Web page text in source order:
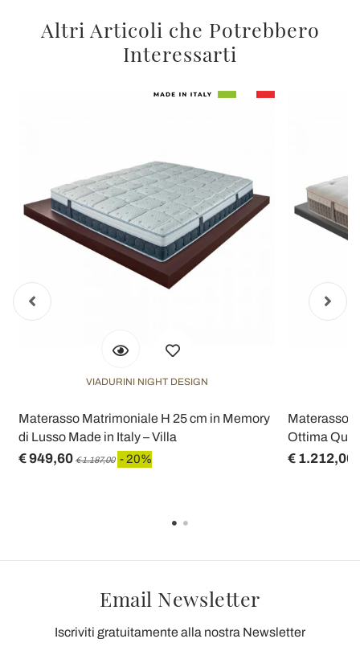
Altri Articoli che Potrebbero
Interessarti
VIADURINI NIGHT DESIGN
Materasso Matrimoniale H 25 cm in Memory
di Lusso Made in Italy – Villa
€ 949,60 € 1.187,00 - 20%
Materasso
Ottima
€ 1.212,00
Email Newsletter
Iscriviti gratuitamente alla nostra Newsletter